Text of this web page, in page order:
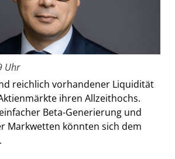
Uhr
reichlich vorhandener Liquidität
ihren Allzeithochs.
Beta-Generierung und
Markwetten könnten sich dem